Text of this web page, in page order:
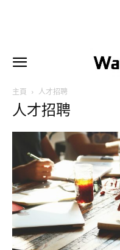
主頁 人才招聘
人才招聘